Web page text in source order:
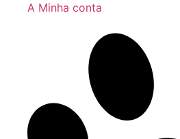
A Minha conta